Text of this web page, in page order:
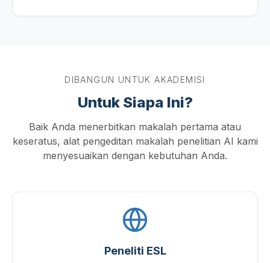
DIBANGUN UNTUK AKADEMISI
Untuk Siapa Ini?
Baik Anda menerbitkan makalah pertama atau
keseratus, alat pengeditan makalah penelitian AI kami
menyesuaikan dengan kebutuhan Anda.
Peneliti ESL